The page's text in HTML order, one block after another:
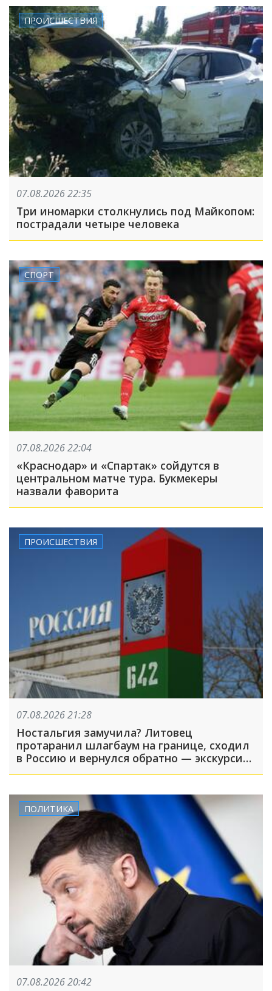
ПРОИСШЕСТВИЯ
07.08.2026 22:35
Три иномарки столкнулись под Майкопом:
пострадали четыре человека
СПОРТ
07.08.2026 22:04
«Краснодар» и «Спартак» сойдутся в
центральном матче тура. Букмекеры
назвали фаворита
ПРОИСШЕСТВИЯ
07.08.2026 21:28
Ностальгия замучила? Литовец
протаранил шлагбаум на границе, сходил
в Россию и вернулся обратно — экскурсия
ПОЛИТИКА
07.08.2026 20:42